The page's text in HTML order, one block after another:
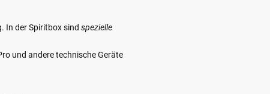
In der Spiritbox sind spezielle
und andere technische Geräte